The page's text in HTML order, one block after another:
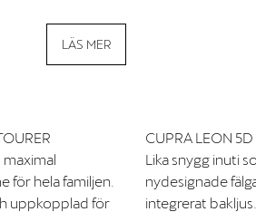
LÄS MER
maximal
för hela familjen.
uppkopplad för
CUPRA LEON 5D
Lika snygg inuti
nydesignade
integrerat